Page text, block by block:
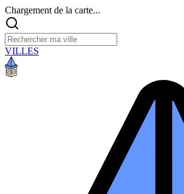
Chargement de la carte...
VILLES